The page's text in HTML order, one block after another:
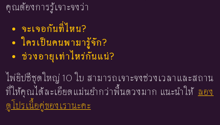
คุณต้องการรู้เจาะจงว่า
จะเจอกันที่ไหน?
ใครเป็นคนพามารู้จัก?
ช่วงอายุเท่าไหร่กันแน่?
ไพ่ยิปซีชุดใหญ่ 10 ใบ สามารถเจาะจงช่วงเวลาและสถาน
ที่ให้คุณได้ละเอียดแม่นยำกว่าพื้นดวงมาก แนะนำให้ ลอง
ดูโปรเนื้อคู่ของเรานะคะ